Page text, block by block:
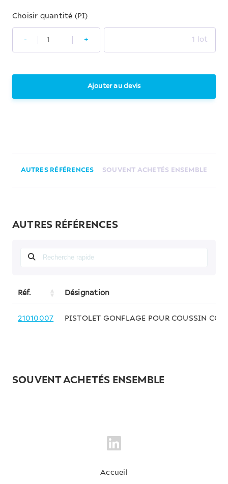
Choisir quantité (PI)
- + 1 lot
Ajouter au devis
AUTRES RÉFÉRENCES SOUVENT ACHETÉS ENSEMBLE
AUTRES RÉFÉRENCES
Réf. Désignation
21010007 PISTOLET GONFLAGE POUR COUSSIN
SOUVENT ACHETÉS ENSEMBLE
Accueil